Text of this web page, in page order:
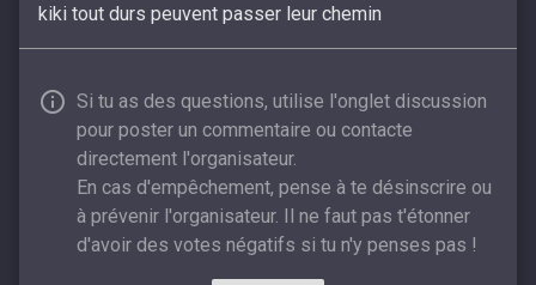
kiki tout durs peuvent passer leur chemin
Si tu as des questions, utilise l'onglet discussion
pour poster un commentaire ou contacte
directement l'organisateur.
En cas d'empêchement, pense à te désinscrire ou
à prévenir l'organisateur. Il ne faut pas t'étonner
d'avoir des votes négatifs si tu n'y penses pas !